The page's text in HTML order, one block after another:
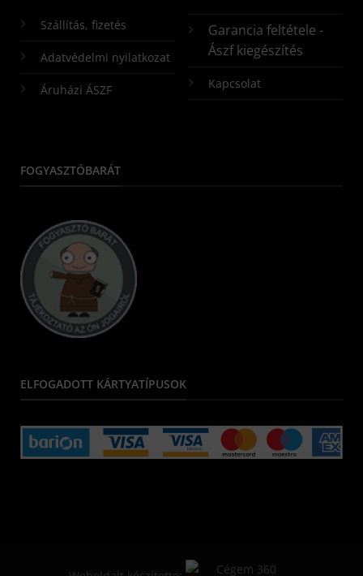
Szállítás, fizetés
Adatvédelmi nyilatkozat
Áruházi ÁSZF
Garancia feltétele -
Ászf kiegészítés
Kapcsolat
FOGYASZTÓBARÁT
ELFOGADOTT KÁRTYATÍPUSOK